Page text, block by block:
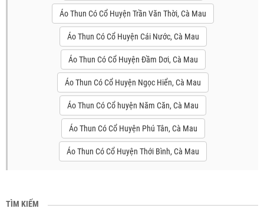
Áo Thun Có Cổ Huyện Trần Văn Thời, Cà Mau
Áo Thun Có Cổ Huyện Cái Nước, Cà Mau
Áo Thun Có Cổ Huyện Đầm Dơi, Cà Mau
Áo Thun Có Cổ Huyện Ngọc Hiển, Cà Mau
Áo Thun Có Cổ huyện Năm Căn, Cà Mau
Áo Thun Có Cổ Huyện Phú Tân, Cà Mau
Áo Thun Có Cổ Huyện Thới Bình, Cà Mau
TÌM KIẾM